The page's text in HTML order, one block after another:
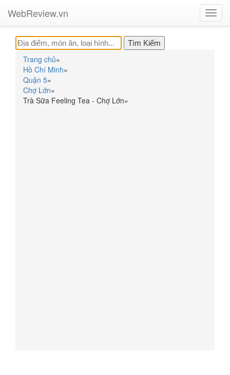
WebReview.vn
Trang chủ»
Hồ Chí Minh»
Quận 5»
Chợ Lớn»
Trà Sữa Feeling Tea - Chợ Lớn»